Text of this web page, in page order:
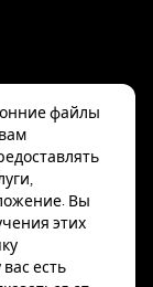
файлы
Вы
этих
есть